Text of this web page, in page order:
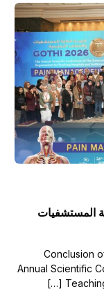
المستشفيات
Conclusion
Annual Scientific